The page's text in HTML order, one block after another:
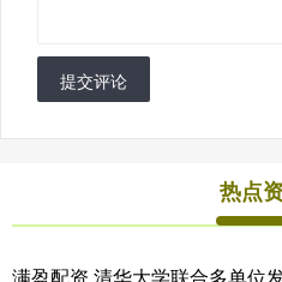
提交评论
热点
满盈配资 清华大学联合多单位